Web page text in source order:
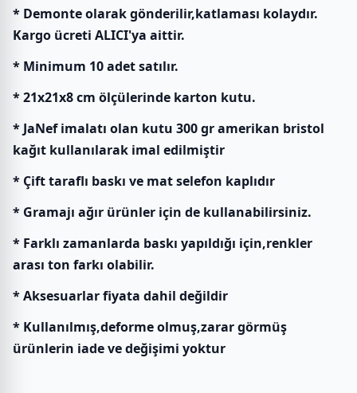
* Demonte olarak gönderilir,katlaması kolaydır.
Kargo ücreti ALICI'ya aittir.
* Minimum 10 adet satılır.
* 21x21x8 cm ölçülerinde karton kutu.
* JaNef imalatı olan kutu 300 gr amerikan bristol
kağıt kullanılarak imal edilmiştir
* Çift taraflı baskı ve mat selefon kaplıdır
* Gramajı ağır ürünler için de kullanabilirsiniz.
* Farklı zamanlarda baskı yapıldığı için,renkler
arası ton farkı olabilir.
* Aksesuarlar fiyata dahil değildir
* Kullanılmış,deforme olmuş,zarar görmüş
ürünlerin iade ve değişimi yoktur